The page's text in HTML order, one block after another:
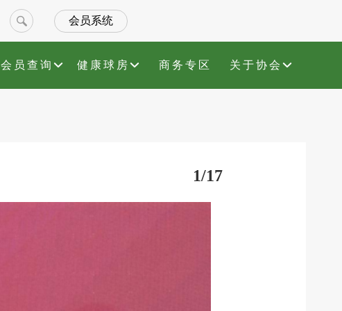
会员系统
会员查询 健康球房 商务专区 关于协会
1/17